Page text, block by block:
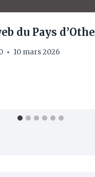
du Pays d’Othe
10 mars 2026